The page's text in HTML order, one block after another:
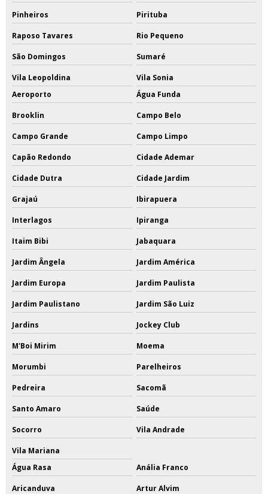
Pinheiros Pirituba
Raposo Tavares Rio Pequeno
São Domingos Sumaré
Vila Leopoldina
Vila Sonia
Aeroporto
Água Funda
Brooklin Campo Belo
Campo Grande Campo Limpo
Capão Redondo Cidade Ademar
Cidade Dutra Cidade Jardim
Grajaú Ibirapuera
Interlagos Ipiranga
Itaim Bibi Jabaquara
Jardim Ângela Jardim América
Jardim Europa Jardim Paulista
Jardim Paulistano Jardim São Luiz
Jardins Jockey Club
M'Boi Mirim Moema
Morumbi Parelheiros
Pedreira Sacomã
Santo Amaro Saúde
Socorro Vila Andrade
Vila Mariana
Água Rasa
Anália Franco
Aricanduva Artur Alvim